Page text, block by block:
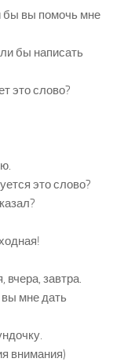
бы вы помочь мне
бы написать
это слово?
это слово?
вчера, завтра.
вы мне дать
внимания)